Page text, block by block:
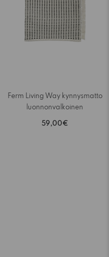
Ferm Living Way kynnysmatto
luonnonvalkoinen
59,00€